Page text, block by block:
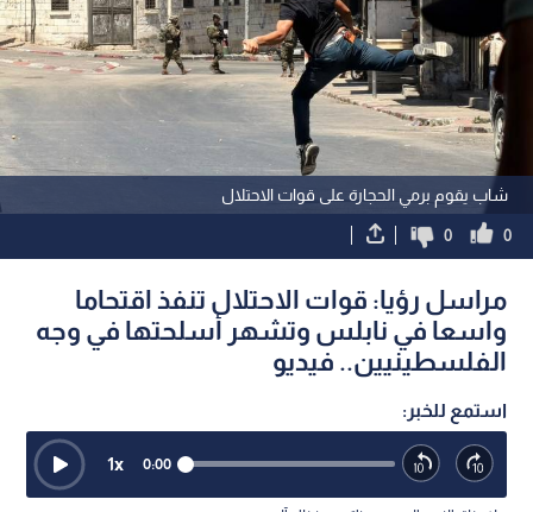
شاب يقوم برمي الحجارة على قوات الاحتلال
0
0
مراسل رؤيا: قوات الاحتلال تنفذ اقتحاما
واسعا في نابلس وتشهر أسلحتها في وجه
الفلسطينيين.. فيديو
استمع للخبر:
0:00
1x